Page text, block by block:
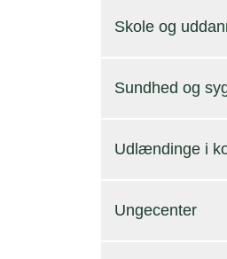
Skole og
Sundhed og
Udlændinge i
Ungecenter